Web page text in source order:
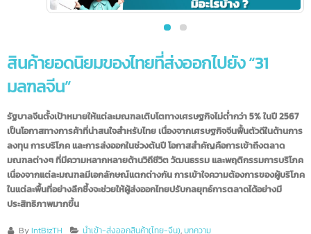
สินค้ายอดนิยมของไทยที่ส่งออกไปยัง “31
มลฑลจีน”
รัฐบาลจีนตั้งเป้าหมายให้แต่ละมณฑลเติบโตทางเศรษฐกิจไม่ต่ำกว่า 5% ในปี
เป็นโอกาสทางการค้าที่น่าสนใจสำหรับไทย เนื่องจากเศรษฐกิจจีนฟื้นตัวดีในด้านก
ลงทุน การบริโภค และการส่งออกในช่วงต้นปี โอกาสสำคัญคือการเข้าถึงตลาด
มณฑลต่างๆ ที่มีความหลากหลายด้านวิถีชีวิต วัฒนธรรม และพฤติกรรมการบริโ
เนื่องจากแต่ละมณฑลมีเอกลักษณ์แตกต่างกัน การเข้าใจความต้องการของผู้บริ
ในแต่ละพื้นที่อย่างลึกซึ้งจะช่วยให้ผู้ส่งออกไทยปรับกลยุทธ์การตลาดได้อย่างมี
ประสิทธิภาพมากขึ้น